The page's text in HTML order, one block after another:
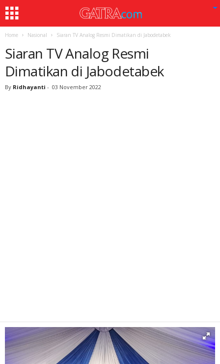
Home Nasional Siaran TV Analog Resmi Dimatikan di Jabodetabek
Siaran TV Analog Resmi
Dimatikan di Jabodetabek
By Ridhayanti - 03 November 2022